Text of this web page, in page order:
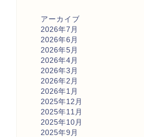
アーカイブ
2026年7月
2026年6月
2026年5月
2026年4月
2026年3月
2026年2月
2026年1月
2025年12月
2025年11月
2025年10月
2025年9月